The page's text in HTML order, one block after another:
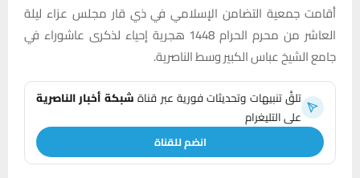
أقامت جمعية التضامن الإسلامي في ذي قار مجلس عزاء ليلة
العاشر من محرم الحرام 1448 هجرية إحياء لذكرى عاشوراء في
جامع الشيخ عباس الكبير وسط الناصرية.
تلقَّ تنبيهات وتحديثات فورية عبر قناةشبكة أخبار الناصرية
على التليغرام
انضم للقناة